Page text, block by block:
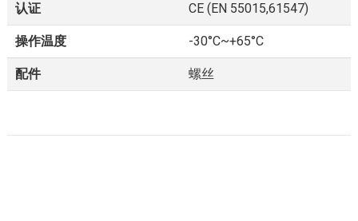
认证 CE (EN 55015,61547)
操作温度 -30°C~+65°C
配件 螺丝